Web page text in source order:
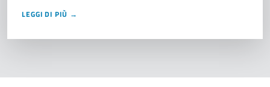
LEGGI DI PIÙ →